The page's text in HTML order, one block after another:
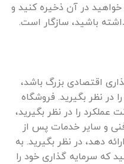
در آن ذخیره کنید و
باشید، سازگار است.
اقتصادی بزرگ باشد،
در نظر بگیرید. فروشگاه
را در نظر بگیرید،
فنی و سایر خدمات پس از
دهد، در نظر بگیرید. به
که سرمایه گذاری خود را